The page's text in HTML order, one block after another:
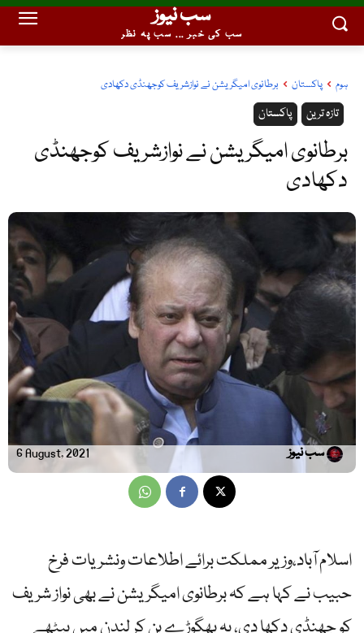
سب نیوز
سب کی خبر ... سب پہ نظر
ہوم پاکستان برطانوی امیگریشن نے نوازشریف کوجھنڈی دکھادی
پاکستان تازہ ترین
برطانوی امیگریشن نے نوازشریف کوجھنڈی
دکھادی
6 August, 2021 سب نیوز
اسلام آباد،وزیر مملکت برائے اطلاعات ونشریات فرخ
حبیب نے کہا ہے کہ برطانوی امیگریشن نے بھی نواز شریف